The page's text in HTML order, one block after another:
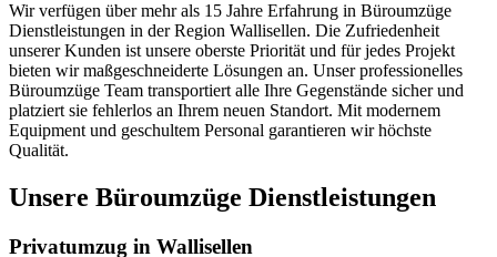
Wir verfügen über mehr als 15 Jahre Erfahrung in Büroumzüge
Dienstleistungen in der Region Wallisellen. Die Zufriedenheit
unserer Kunden ist unsere oberste Priorität und für jedes Projekt
bieten wir maßgeschneiderte Lösungen an. Unser professionelles
Büroumzüge Team transportiert alle Ihre Gegenstände sicher und
platziert sie fehlerlos an Ihrem neuen Standort. Mit modernem
Equipment und geschultem Personal garantieren wir höchste
Qualität.
Unsere Büroumzüge Dienstleistungen
Privatumzug in Wallisellen